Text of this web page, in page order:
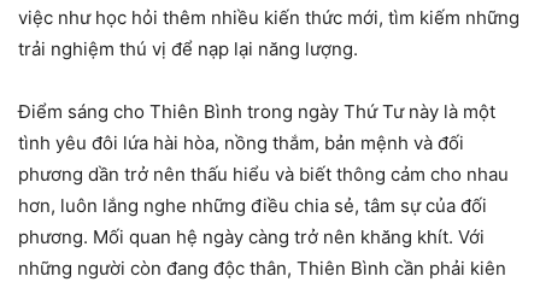
việc như học hỏi thêm nhiều kiến thức mới, tìm kiếm những
trải nghiệm thú vị để nạp lại năng lượng.
Điểm sáng cho Thiên Bình trong ngày Thứ Tư này là một
tình yêu đôi lứa hài hòa, nồng thắm, bản mệnh và đối
phương dần trở nên thấu hiểu và biết thông cảm cho nhau
hơn, luôn lắng nghe những điều chia sẻ, tâm sự của đối
phương. Mối quan hệ ngày càng trở nên khăng khít. Với
những người còn đang độc thân, Thiên Bình cần phải kiên